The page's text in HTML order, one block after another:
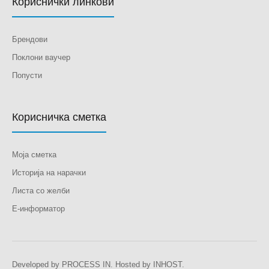
Брендови
Поклони ваучер
Попусти
Корисничка сметка
Моја сметка
Историја на нарачки
Листа со желби
Е-информатор
Developed by PROCESS IN. Hosted by INHOST.